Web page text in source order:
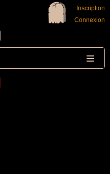
Inscription
Connexion